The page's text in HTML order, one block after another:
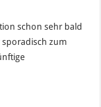
schon sehr bald
sporadisch zum